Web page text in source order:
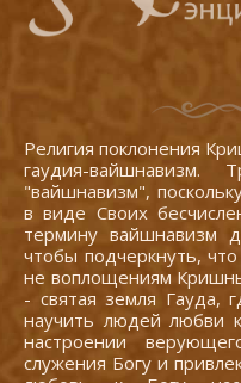
Религия поклонения
гаудия-вайшнавизм.
"вайшнавизм",
в виде Своих
термину вайшнавизм
чтобы подчеркнуть,
не воплощениям
- святая земля Гауда,
научить людей любви
настроении
служения Богу и